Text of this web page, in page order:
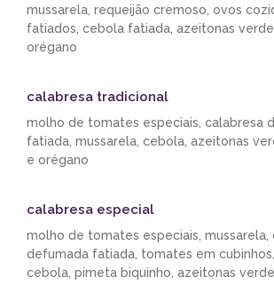
mussarela, requeijão cremoso, ovos
fatiados, cebola fatiada, azeitonas
orégano
calabresa tradicional
molho de tomates especiais, calabresa
fatiada, mussarela, cebola, azeitonas
e orégano
calabresa especial
molho de tomates especiais, mussarela,
defumada fatiada, tomates em
cebola, pimeta biquinho, azeitonas